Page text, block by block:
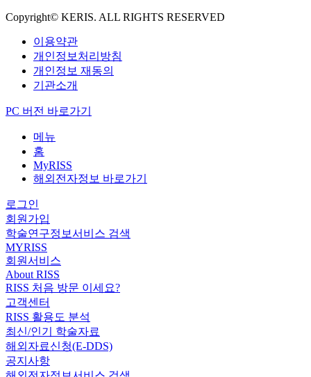
Copyright© KERIS. ALL RIGHTS RESERVED
이용약관
개인정보처리방침
개인정보 재동의
기관소개
PC 버전 바로가기
메뉴
홈
MyRISS
해외전자정보 바로가기
로그인
회원가입
학술연구정보서비스 검색
MYRISS
회원서비스
About RISS
RISS 처음 방문 이세요?
고객센터
RISS 활용도 분석
최신/인기 학술자료
해외자료신청(E-DDS)
공지사항